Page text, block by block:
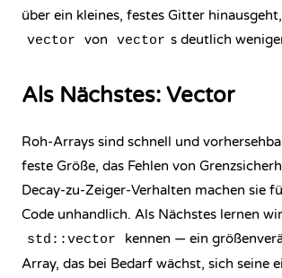
über ein kleines, festes Gitter
vector von vector s deutlich
Als Nächstes: Vector
Roh-Arrays sind schnell und
feste Größe, das Fehlen von
Decay-zu-Zeiger-Verhalten machen sie
Code unhandlich. Als Nächstes lernen wir
std::vector
kennen — ein
Array, das bei Bedarf wächst, sich seine